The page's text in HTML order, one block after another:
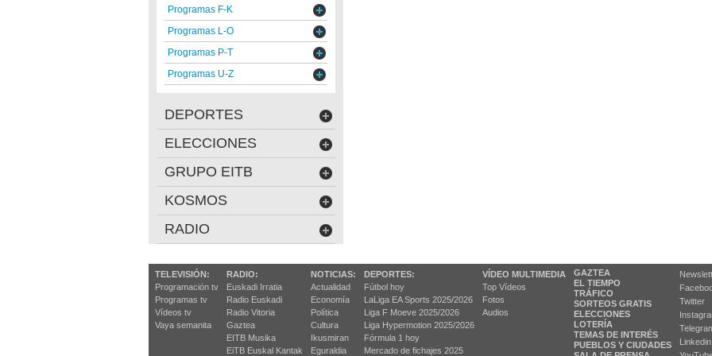
Programas F-K
Programas L-O
Programas P-T
Programas U-Z
DEPORTES
ELECCIONES
GRUPO EITB
KOSMOS
RADIO
TELEVISIÓN:
Programación tv
Programas tv
Vídeos tv
Vaya semanita
RADIO:
Euskadi Irratia
Radio Euskadi
Radio Vitoria
Gaztea
EITB Musika
EiTB Euskal Kantak
NOTICIAS:
Actualidad
Economía
Política
Cultura
Ikusmiran
Eguraldia
DEPORTES:
Fútbol hoy
LaLiga EA Sports 2025/2026
Liga F Moeve 2025/2026
Liga Hypermotion 2025/2026
Fórmula 1 hoy
Mercado de fichajes 2025
VÍDEO MULTIMEDIA
Top Vídeos
Fotos
Audios
GAZTEA
EL TIEMPO
TRÁFICO
SORTEOS GRATIS
ELECCIONES
LOTERÍA
TEMAS DE INTERÉS
PUEBLOS Y CIUDADES
Twitter
Linkedin